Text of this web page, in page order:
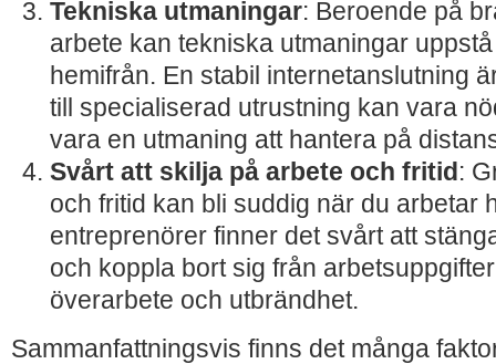
Tekniska utmaningar: Beroende på
arbete kan tekniska utmaningar
hemifrån. En stabil internetanslutning
till specialiserad utrustning kan vara
vara en utmaning att hantera på
Svårt att skilja på arbete och fritid:
och fritid kan bli suddig när du arbetar
entreprenörer finner det svårt att
och koppla bort sig från
överarbete och utbrändhet.
Sammanfattningsvis finns det många